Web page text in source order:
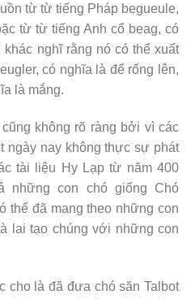
từ từ tiếng Pháp begueule,
từ từ tiếng Anh cổ beag, có
nghĩ rằng nó có thể xuất
có nghĩa là để rống lên,
là mắng.
không rõ ràng bởi vì các
ngày nay không thực sự phát
tài liệu Hy Lạp từ năm 400
những con chó giống Chó
thể đã mang theo những con
lai tạo chúng với những con
cho là đã đưa chó săn Talbot